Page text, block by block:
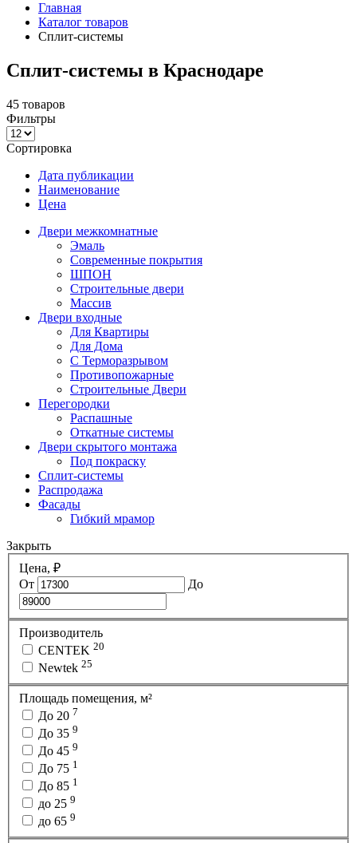
Главная
Каталог товаров
Сплит-системы
Сплит-системы в Краснодаре
45 товаров
Фильтры
Сортировка
Дата публикации
Наименование
Цена
Двери межкомнатные
Эмаль
Современные покрытия
ШПОН
Строительные двери
Массив
Двери входные
Для Квартиры
Для Дома
С Терморазрывом
Противопожарные
Строительные Двери
Перегородки
Распашные
Откатные системы
Двери скрытого монтажа
Под покраску
Сплит-системы
Распродажа
Фасады
Гибкий мрамор
Закрыть
Цена, ₽
От
До
Производитель
CENTEK 20
Newtek 25
Площадь помещения, м²
До 20 7
До 35 9
До 45 9
До 75 1
До 85 1
до 25 9
до 65 9